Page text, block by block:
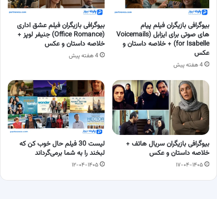
بیوگرافی بازیگران فیلم پیام
های صوتی برای ایزابل (Voicemails
for Isabelle) + خلاصه داستان و
عکس
4 هفته پیش
بیوگرافی بازیگران فیلم عشق اداری
(Office Romance) جنیفر لوپز +
خلاصه داستان و عکس
4 هفته پیش
بیوگرافی بازیگران سریال هاتف +
خلاصه داستان و عکس
۱۷-۰۴-۱۴۰۵
لیست 30 فیلم حال خوب کن که
لبخند را به شما برمی‌گرداند
۱۲-۰۴-۱۴۰۵